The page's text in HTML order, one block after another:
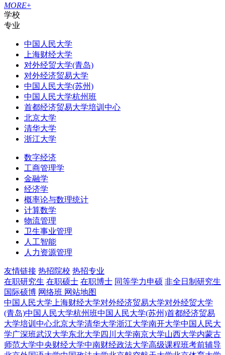
MORE+
学校
专业
中国人民大学
上海财经大学
对外经贸大学(青岛)
对外经济贸易大学
中国人民大学(苏州)
中国人民大学杭州班
首都经济贸易大学培训中心
北京大学
清华大学
浙江大学
数字经济
工商管理学
金融学
经济学
概率论与数理统计
计算数学
物流管理
卫生事业管理
人工智能
人力资源管理
友情链接 热招院校 热招专业
在职研究生 在职硕士 在职博士 同等学力申硕 非全日制研究生
国际硕博 网络班 网站地图
中国人民大学 上海财经大学对外经济贸易大学对外经贸大学
(青岛)中国人民大学杭州班中国人民大学(苏州)首都经济贸易
大学培训中心北京大学清华大学浙江大学南开大学中国人民大
学广深班武汉大学东北大学 四川大学南京大学山西大学内蒙古
师范大学中央财经大学中南财经政法大学高级课程班考前辅导